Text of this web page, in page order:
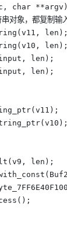
char
象，都复制输
len);
len);
len);
len);
len);